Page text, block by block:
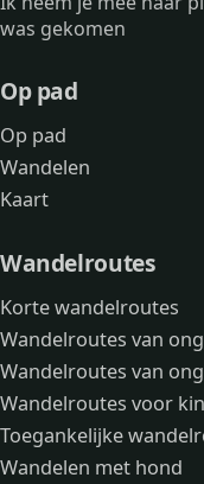
was gekomen
Op pad
Op pad
Wandelen
Kaart
Wandelroutes
Korte wandelroutes
Wandelroutes van
Wandelroutes van
Wandelroutes voor
Toegankelijke
Wandelen met hond